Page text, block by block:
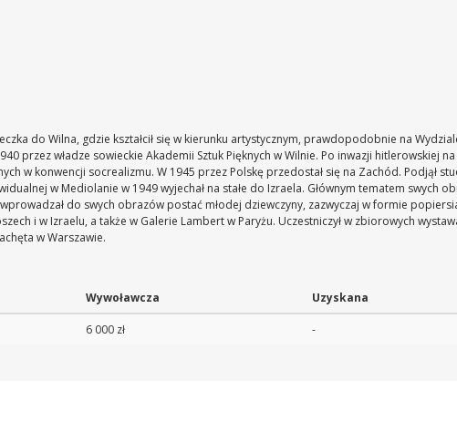
do Wilna, gdzie kształcił się w kierunku artystycznym, prawdopodobnie na
przez władze sowieckie Akademii Sztuk Pięknych w Wilnie. Po inwazji hitlerowskiej na
w konwencji socrealizmu. W 1945 przez Polskę przedostał się na Zachód. Podjął
w Mediolanie w 1949 wyjechał na stałe do Izraela. Głównym tematem swych
do swych obrazów postać młodej dziewczyny, zazwyczaj w formie
i w Izraelu, a także w Galerie Lambert w Paryżu. Uczestniczył w zbiorowych
w Warszawie.
Wywoławcza Uzyskana
6 000 zł -